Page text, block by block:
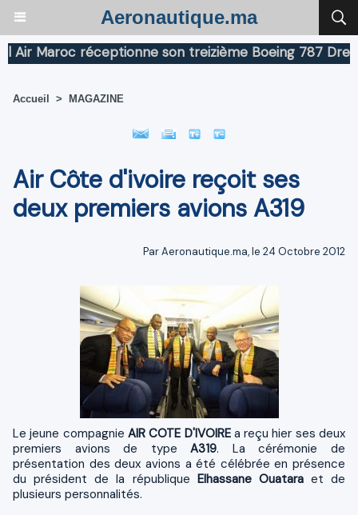
Aeronautique.ma
Maroc réceptionne son treizième Boeing 787
Accueil > MAGAZINE
Air Côte d'ivoire reçoit ses
deux premiers avions A319
Par Aeronautique.ma, le 24 Octobre 2012
Le jeune compagnie AIR COTE D'IVOIREa reçu hier ses deux
premiers avions de typeA319. Lacérémonie de
présentation des deux avions a été célébrée en présence
du président de la république Elhassane Ouataraet de
plusieurs personnalités.